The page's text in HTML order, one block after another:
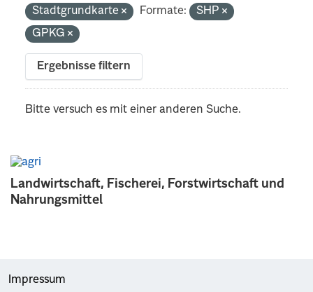
Landwirtschaft, Fischerei, Forstwirtschaft und
Nahrungsmittel
Stadtgrundkarte
Formate:
SHP
GPKG
Ergebnisse filtern
Bitte versuch es mit einer anderen Suche.
Impressum